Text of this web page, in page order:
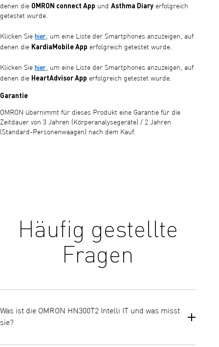
denen die OMRON connect App und Asthma Diary erfolgreich
getestet wurde.
Klicken Sie hier, um eine Liste der Smartphones anzuzeigen, auf
denen die KardiaMobile App erfolgreich getestet wurde.
Klicken Sie hier, um eine Liste der Smartphones anzuzeigen, auf
denen die HeartAdvisor App erfolgreich getestet wurde.
Garantie
OMRON übernimmt für dieses Produkt eine Garantie für die
Zeitdauer von 3 Jahren (Körperanalysegeräte) / 2 Jahren
(Standard-Personenwaagen) nach dem Kauf.
Häufig gestellte
Fragen
Was ist die OMRON HN300T2 Intelli IT und was misst
sie?